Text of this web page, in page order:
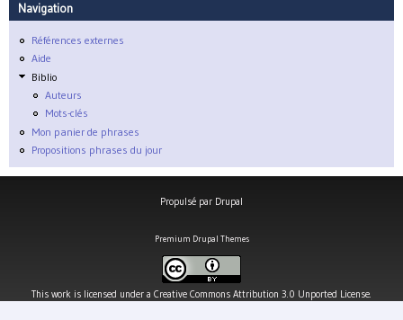
Navigation
Références externes
Aide
Biblio
Auteurs
Mots-clés
Mon panier de phrases
Propositions phrases du jour
Propulsé par Drupal
Premium Drupal Themes
This work is licensed under a Creative Commons Attribution 3.0 Unported License.